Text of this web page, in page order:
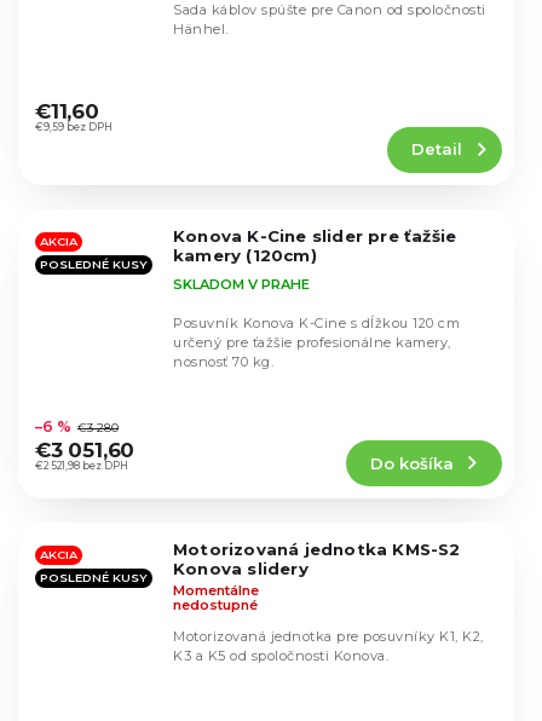
hodnotenie
produktu
hviezdičiek.
€9,59 bez DPH
€11,60
Detail
Sada káblov spúšte pre Canon od spoločnosti
Hänhel.
AKCIA
POSLEDNÉ KUSY
Konova K-Cine slider pre ťažšie
kamery (120cm)
hodnotenie
produktu
je
hviezdičiek.
SKLADOM V PRAHE
€2 521,98 bez DPH
–6 % €3 280
€3 051,60
Do košíka
Posuvník Konova K-Cine s dĺžkou 120 cm
určený pre ťažšie profesionálne kamery,
nosnosť 70 kg.
AKCIA
POSLEDNÉ KUSY
Motorizovaná jednotka KMS-S2
Konova slidery
Momentálne
nedostupné
Motorizovaná jednotka pre posuvníky K1, K2,
K3 a K5 od spoločnosti Konova.